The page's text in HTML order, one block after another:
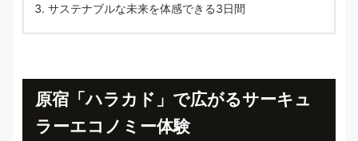
サステナブルな未来を体感できる3日間
原宿「ハラカド」で広がるサーキュ
ラーエコノミー体験